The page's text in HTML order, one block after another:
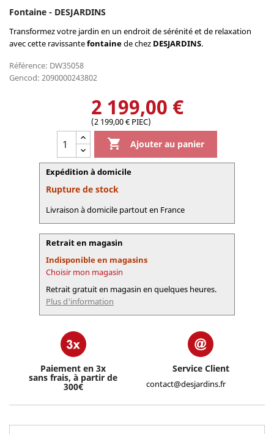
Fontaine - DESJARDINS
Transformez votre jardin en un endroit de sérénité et de relaxation
avec cette ravissantefontainede chez DESJARDINS.
Référence: DW35058
Gencod: 2090000243802
2 199,00 €
(2 199,00 € PIEC)
 Ajouter au panier
Expédition à domicile
Rupture de stock
Livraison à domicile partout en France
Retrait en magasin
Indisponible en magasins
Choisir mon magasin
Retrait gratuit en magasin en quelques heures.
Plus d'information
Paiement en 3x
sans frais, à partir de
300€
Service Client
contact@desjardins.fr